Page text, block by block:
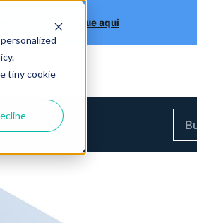
tiny cookie
e ETFs. Clique aqui